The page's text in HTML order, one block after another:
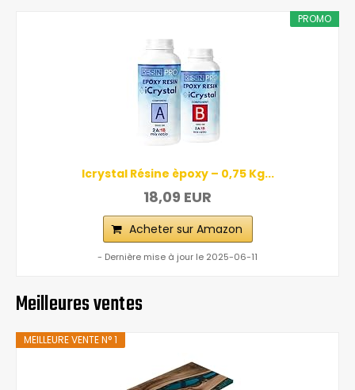
PROMO
Icrystal Résine èpoxy – 0,75 Kg...
18,09 EUR
Acheter sur Amazon
- Dernière mise à jour le 2025-06-11
Meilleures ventes
MEILLEURE VENTE N° 1